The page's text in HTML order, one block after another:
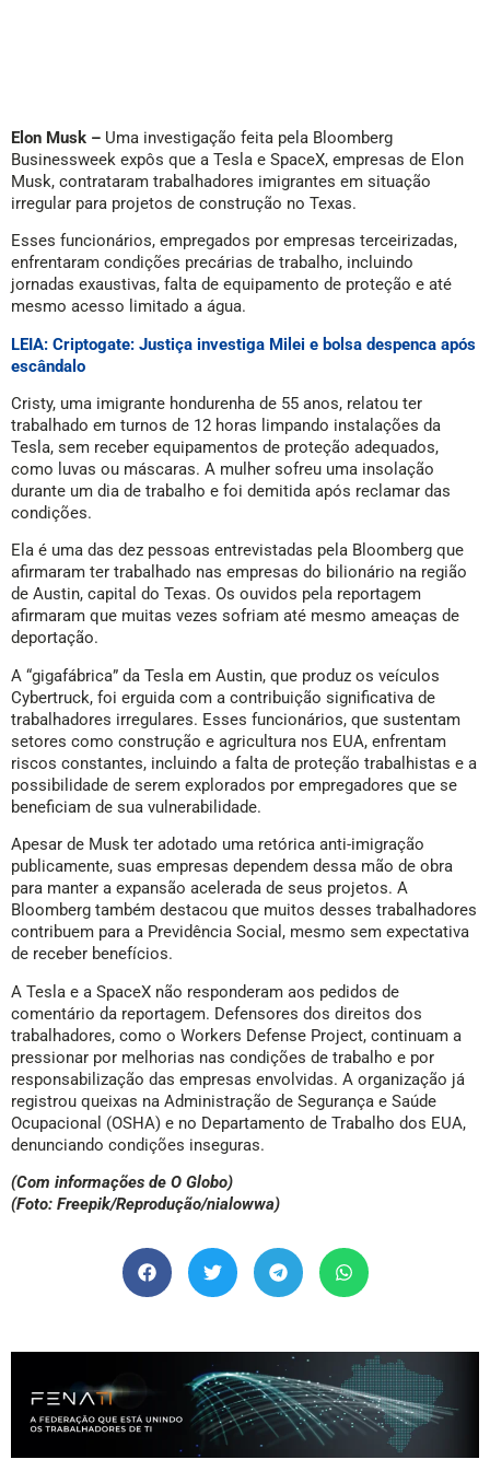
Elon Musk – Uma investigação feita pela Bloomberg
Businessweek expôs que a Tesla e SpaceX, empresas de Elon
Musk, contrataram trabalhadores imigrantes em situação
irregular para projetos de construção no Texas.
Esses funcionários, empregados por empresas terceirizadas,
enfrentaram condições precárias de trabalho, incluindo
jornadas exaustivas, falta de equipamento de proteção e até
mesmo acesso limitado a água.
LEIA: Criptogate: Justiça investiga Milei e bolsa despenca após
escândalo
Cristy, uma imigrante hondurenha de 55 anos, relatou ter
trabalhado em turnos de 12 horas limpando instalações da
Tesla, sem receber equipamentos de proteção adequados,
como luvas ou máscaras. A mulher sofreu uma insolação
durante um dia de trabalho e foi demitida após reclamar das
condições.
Ela é uma das dez pessoas entrevistadas pela Bloomberg que
afirmaram ter trabalhado nas empresas do bilionário na região
de Austin, capital do Texas. Os ouvidos pela reportagem
afirmaram que muitas vezes sofriam até mesmo ameaças de
deportação.
A “gigafábrica” da Tesla em Austin, que produz os veículos
Cybertruck, foi erguida com a contribuição significativa de
trabalhadores irregulares. Esses funcionários, que sustentam
setores como construção e agricultura nos EUA, enfrentam
riscos constantes, incluindo a falta de proteção trabalhistas e a
possibilidade de serem explorados por empregadores que se
beneficiam de sua vulnerabilidade.
Apesar de Musk ter adotado uma retórica anti-imigração
publicamente, suas empresas dependem dessa mão de obra
para manter a expansão acelerada de seus projetos. A
Bloomberg também destacou que muitos desses trabalhadores
contribuem para a Previdência Social, mesmo sem expectativa
de receber benefícios.
A Tesla e a SpaceX não responderam aos pedidos de
comentário da reportagem. Defensores dos direitos dos
trabalhadores, como o Workers Defense Project, continuam a
pressionar por melhorias nas condições de trabalho e por
responsabilização das empresas envolvidas. A organização já
registrou queixas na Administração de Segurança e Saúde
Ocupacional (OSHA) e no Departamento de Trabalho dos EUA,
denunciando condições inseguras.
(Com informações de O Globo)
(Foto: Freepik/Reprodução/nialowwa)